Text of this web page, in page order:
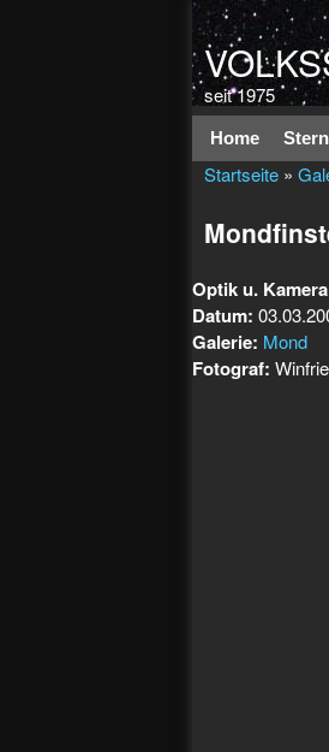
seit 1975
Hauptmenü
Home
Startseite »
Optik u.
Datum:
Galerie: Mond
Fotograf: